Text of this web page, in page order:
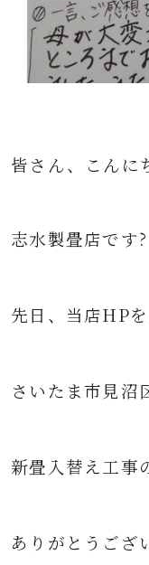
皆さん、こんに
志水製畳店です?
先日、当店HP
さいたま市見沼
新畳入替え工事
ありがとうござ